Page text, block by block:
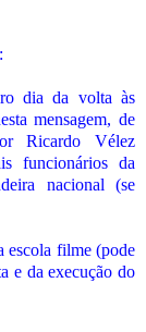
dia da volta às
mensagem, de
Ricardo Vélez
funcionários da
nacional (se
escola filme (pode
e da execução do